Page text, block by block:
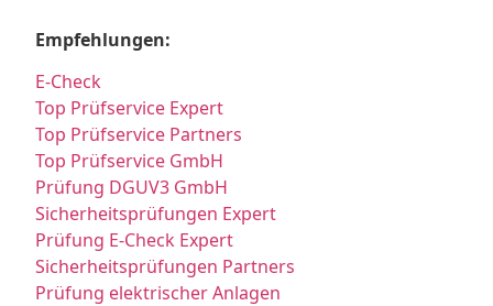
Empfehlungen:
E-Check
Top Prüfservice Expert
Top Prüfservice Partners
Top Prüfservice GmbH
Prüfung DGUV3 GmbH
Sicherheitsprüfungen Expert
Prüfung E-Check Expert
Sicherheitsprüfungen Partners
Prüfung elektrischer Anlagen